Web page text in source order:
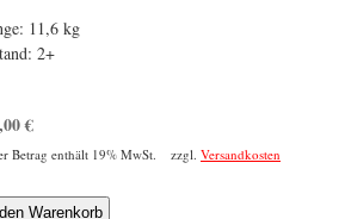
11,6 kg
2+
€
Betrag enthält 19% MwSt. zzgl. Versandkosten